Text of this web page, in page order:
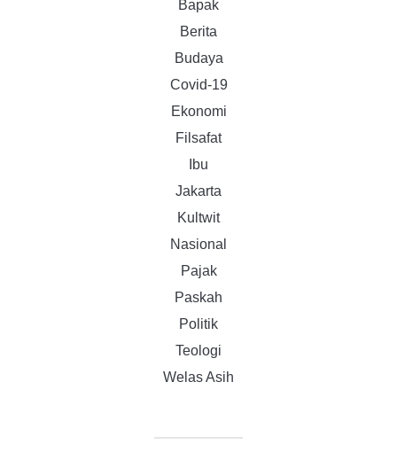
Bapak
Berita
Budaya
Covid-19
Ekonomi
Filsafat
Ibu
Jakarta
Kultwit
Nasional
Pajak
Paskah
Politik
Teologi
Welas Asih